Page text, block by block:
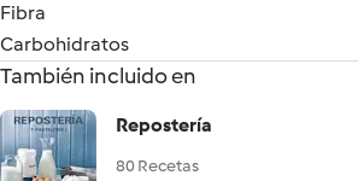
Fibra
Carbohidratos
También incluido en
Repostería
80 Recetas